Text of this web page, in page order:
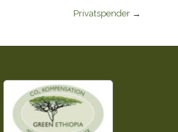
Privatspender →